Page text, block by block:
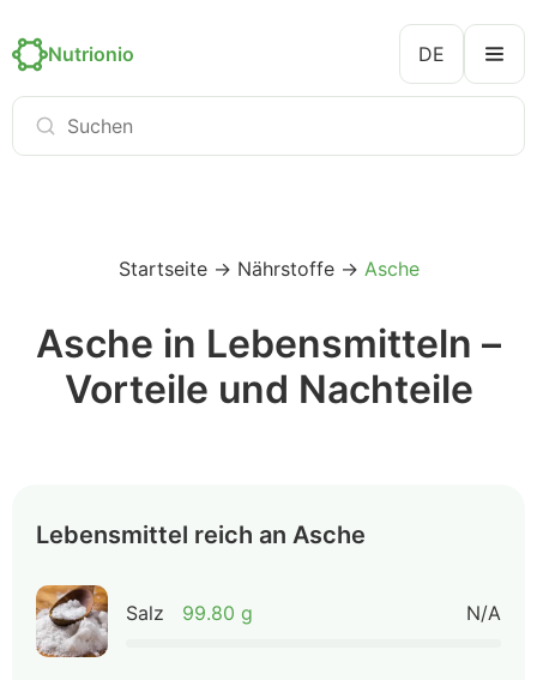
Nutrionio DE
Startseite→ Nährstoffe→ Asche
Asche in Lebensmitteln –
Vorteile und Nachteile
Lebensmittel reich an Asche
Salz 99.80 g N/A